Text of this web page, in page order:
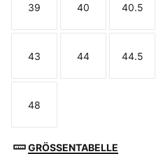
Größe
39
Größe
40 40.5
Größe
43
Größe
44 44.5
Größe
48
GRÖSSENTABELLE